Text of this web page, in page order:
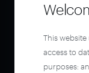
This website
access to
purposes: